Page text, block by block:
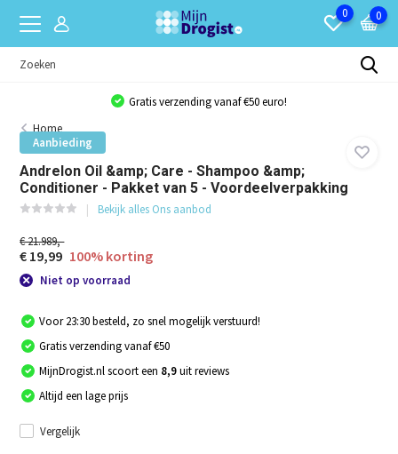
0 0
Gratis verzending vanaf €50 euro!
Home
Aanbieding
Andrelon Oil &amp; Care - Shampoo &amp;
Conditioner - Pakket van 5 - Voordeelverpakking
Bekijk alles Ons aanbod
€ 21.989,-
€ 19,99 100% korting
Niet op voorraad
Voor 23:30 besteld, zo snel mogelijk verstuurd!
Gratis verzending vanaf €50
MijnDrogist.nl scoort een 8,9uit reviews
Altijd een lage prijs
Vergelijk